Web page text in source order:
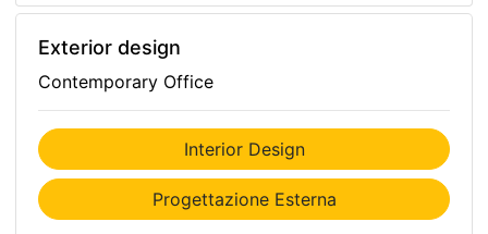
Exterior design
Contemporary Office
Interior Design
Progettazione Esterna